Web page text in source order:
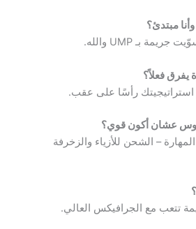
مبتدئ؟
استراتيجيتك رأسًا على عقب.
عشان أكون قوي؟
– الشحن للأزياء والزخرفة
تتعب مع الجرافيكس العالي.